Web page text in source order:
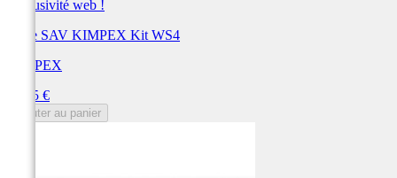
Exclusivité web !
Pièce SAV KIMPEX Kit WS4
KIMPEX
94,85 €
Ajouter au panier